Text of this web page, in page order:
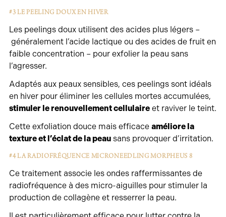
#3 LE PEELING DOUX EN HIVER
Les peelings doux utilisent des acides plus légers –
généralement l’acide lactique ou des acides de fruit en
faible concentration – pour exfolier la peau sans
l’agresser.
Adaptés aux peaux sensibles, ces peelings sont idéals
en hiver pour éliminer les cellules mortes accumulées,
stimuler le renouvellement cellulaireet raviver le teint.
Cette exfoliation douce mais efficace améliore la
texture et l’éclat de la peausans provoquer d’irritation.
#4 LA RADIOFRÉQUENCE MICRONEEDLING MORPHEUS 8
Ce traitement associe les ondes raffermissantes de
radiofréquence à des micro-aiguilles pour stimuler la
production de collagène et resserrer la peau.